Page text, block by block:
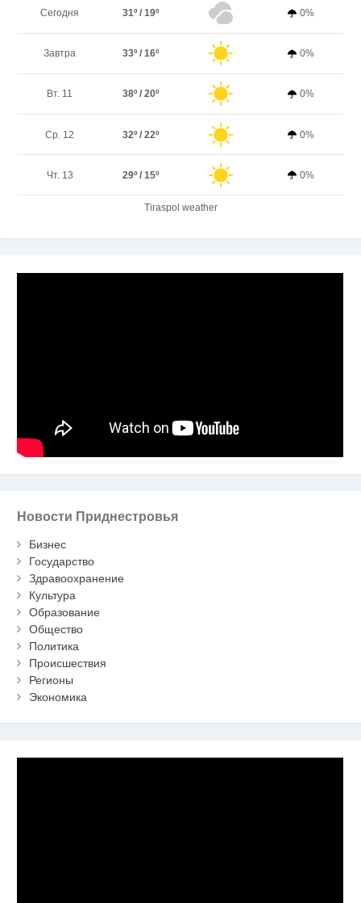
Сегодня 31º / 19º 0%
Завтра 33º / 16º 0%
Вт. 11 38º / 20º 0%
Ср. 12 32º / 22º 0%
Чт. 13 29º / 15º 0%
Tiraspol weather
Новости Приднестровья
Бизнес
Государство
Здравоохранение
Культура
Образование
Общество
Политика
Происшествия
Регионы
Экономика